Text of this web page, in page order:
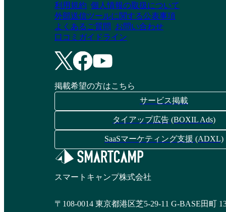
利用規約 個人情報の取扱について
外部送信ツールに関する公表事項
よくあるご質問
お問い合わせ
口コミガイドライン
掲載希望の方はこちら
サービス掲載
タイアップ広告 (BOXIL Ads)
SaaSマーケティング支援 (ADXL)
スマートキャンプ株式会社
〒108-0014 東京都港区芝5-29-11 G-BASE田町